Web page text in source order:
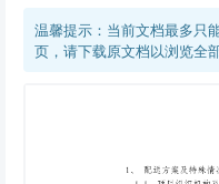
温馨提示：当前文档最多只
页，请下载原文档以浏览全部